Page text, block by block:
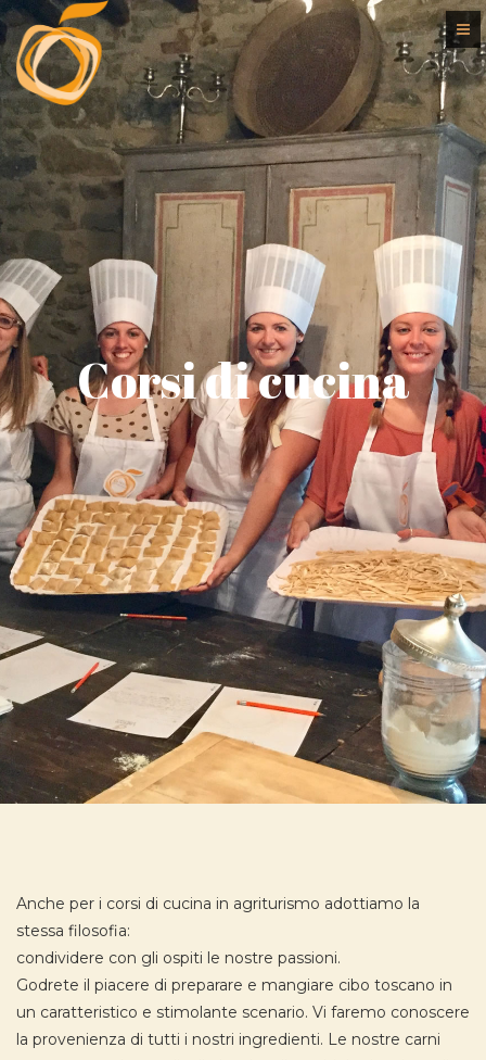
Corsi di cucina
Anche per i corsi di cucina in agriturismo adottiamo la
stessa filosofia:
condividere con gli ospiti le nostre passioni.
Godrete il piacere di preparare e mangiare cibo toscano in
un caratteristico e stimolante scenario. Vi faremo conoscere
la provenienza di tutti i nostri ingredienti. Le nostre carni